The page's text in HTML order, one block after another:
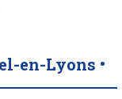
en-Lyons •